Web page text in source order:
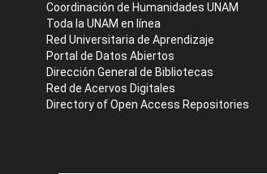
Coordinación de Humanidades UNAM
Toda la UNAM en línea
Red Universitaria de Aprendizaje
Portal de Datos Abiertos
Dirección General de Bibliotecas
Red de Acervos Digitales
Directory of Open Access Repositories